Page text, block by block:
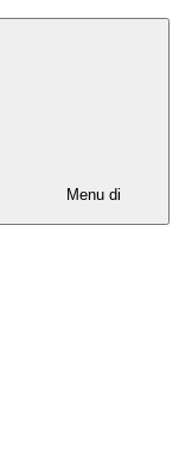
Menu di